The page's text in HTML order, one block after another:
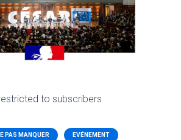
to subscribers
PAS MANQUER EVÉNEMENT